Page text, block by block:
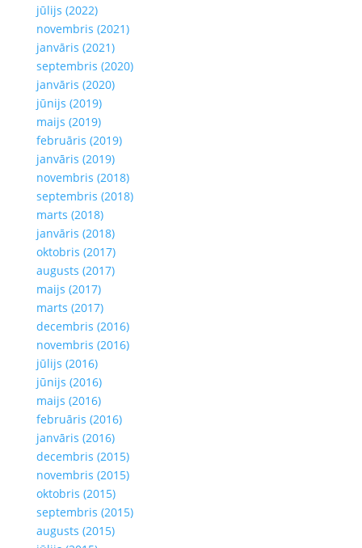
jūlijs (2022)
novembris (2021)
janvāris (2021)
septembris (2020)
janvāris (2020)
jūnijs (2019)
maijs (2019)
februāris (2019)
janvāris (2019)
novembris (2018)
septembris (2018)
marts (2018)
janvāris (2018)
oktobris (2017)
augusts (2017)
maijs (2017)
marts (2017)
decembris (2016)
novembris (2016)
jūlijs (2016)
jūnijs (2016)
maijs (2016)
februāris (2016)
janvāris (2016)
decembris (2015)
novembris (2015)
oktobris (2015)
septembris (2015)
augusts (2015)